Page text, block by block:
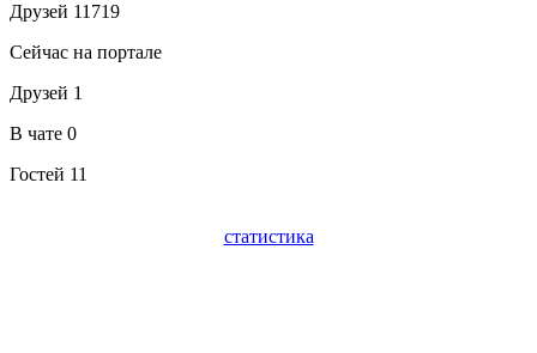
Друзей 11719
Сейчас на портале
Друзей 1
В чате 0
Гостей 11
статистика